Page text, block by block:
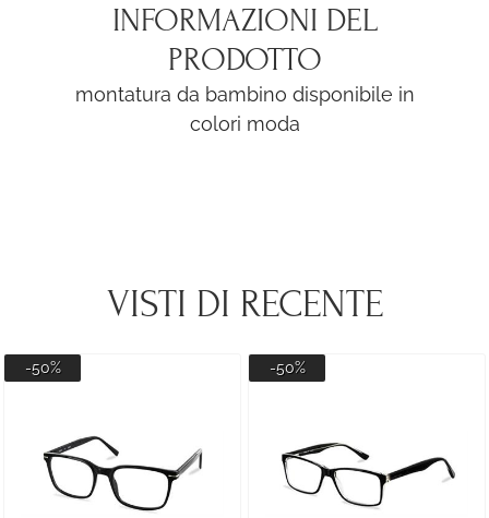
INFORMAZIONI DEL
PRODOTTO
montatura da bambino disponibile in
colori moda
VISTI DI RECENTE
-50% -50%